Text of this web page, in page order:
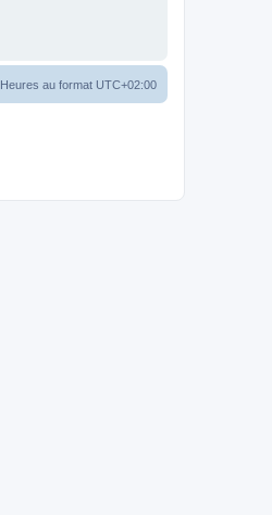
Heures au format UTC+02:00